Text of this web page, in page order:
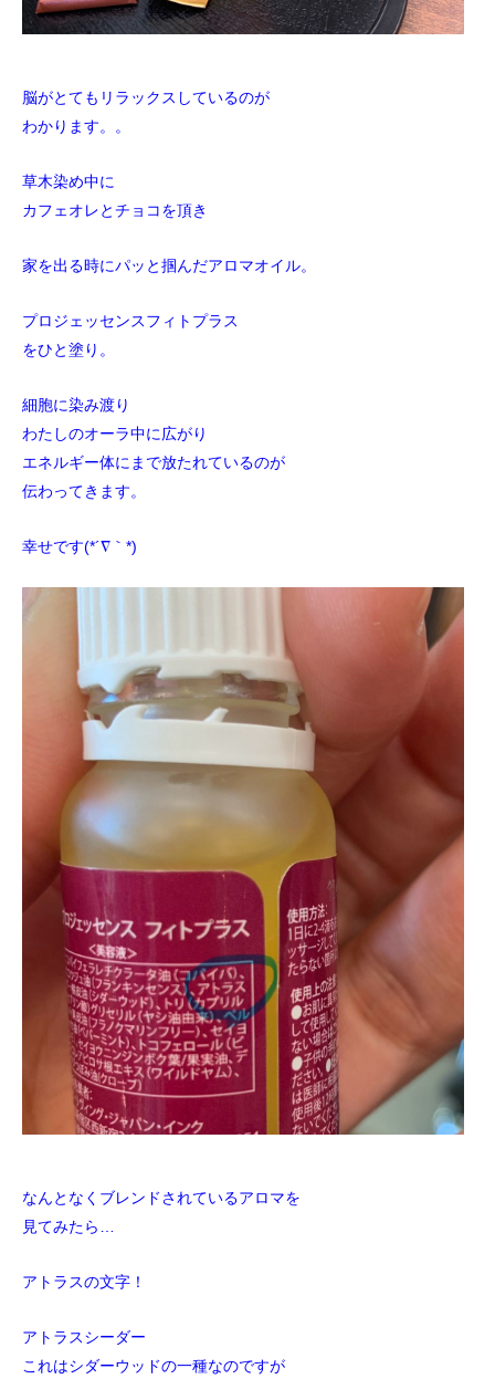
脳がとてもリラックスしているのが
わかります。。
草木染め中に
カフェオレとチョコを頂き
家を出る時にパッと掴んだアロマオイル。
プロジェッセンスフィトプラス
をひと塗り。
細胞に染み渡り
わたしのオーラ中に広がり
エネルギー体にまで放たれているのが
伝わってきます。
幸せです(*´∇｀*)
なんとなくブレンドされているアロマを
見てみたら…
アトラスの文字！
アトラスシーダー
これはシダーウッドの一種なのですが